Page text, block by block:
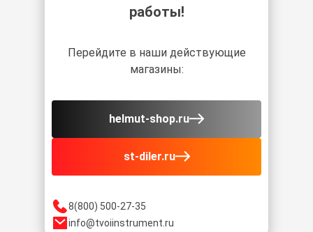
8(800) 500-27-35
info@tvoiinstrument.ru
работы!
Перейдите в наши действующие
магазины:
helmut-shop.ru
st-diler.ru